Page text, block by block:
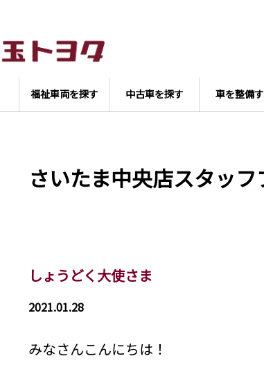
福祉車両を探す 中古車を探す 車を整備
さいたま中央店スタッ
しょうどく大使さま
2021.01.28
みなさんこんにちは！